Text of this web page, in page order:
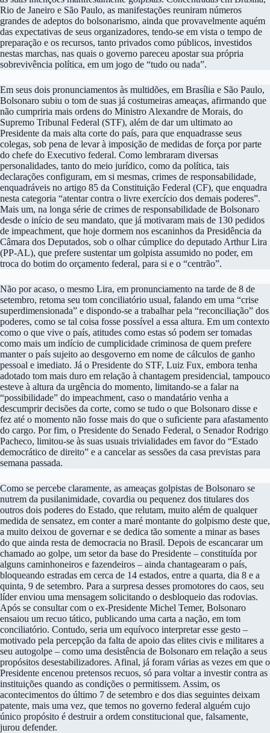
Rio de Janeiro e São Paulo, as manifestações reuniram números
grandes de adeptos do bolsonarismo, ainda que provavelmente aquém
das expectativas de seus organizadores, tendo-se em vista o tempo de
preparação e os recursos, tanto privados como públicos, investidos
nestas marchas, nas quais o governo pareceu apostar sua própria
sobrevivência política, em um jogo de “tudo ou nada”.
Em seus dois pronunciamentos às multidões, em Brasília e São Paulo,
Bolsonaro subiu o tom de suas já costumeiras ameaças, afirmando que
não cumpriria mais ordens do Ministro Alexandre de Morais, do
Supremo Tribunal Federal (STF), além de dar um ultimato ao
Presidente da mais alta corte do país, para que enquadrasse seus
colegas, sob pena de levar à imposição de medidas de força por parte
do chefe do Executivo federal. Como lembraram diversas
personalidades, tanto do meio jurídico, como da política, tais
declarações configuram, em si mesmas, crimes de responsabilidade,
enquadráveis no artigo 85 da Constituição Federal (CF), que enquadra
nesta categoria “atentar contra o livre exercício dos demais poderes”.
Mais um, na longa série de crimes de responsabilidade de Bolsonaro
desde o início de seu mandato, que já motivaram mais de 130 pedidos
de impeachment, que hoje dormem nos escaninhos da Presidência da
Câmara dos Deputados, sob o olhar cúmplice do deputado Arthur Lira
(PP-AL), que prefere sustentar um golpista assumido no poder, em
troca do botim do orçamento federal, para si e o “centrão”.
Não por acaso, o mesmo Lira, em pronunciamento na tarde de 8 de
setembro, retoma seu tom conciliatório usual, falando em uma “crise
superdimensionada” e dispondo-se a trabalhar pela “reconciliação” dos
poderes, como se tal coisa fosse possível a essa altura. Em um contexto
como o que vive o país, atitudes como estas só podem ser tomadas
como mais um indício de cumplicidade criminosa de quem prefere
manter o país sujeito ao desgoverno em nome de cálculos de ganho
pessoal e imediato. Já o Presidente do STF, Luiz Fux, embora tenha
adotado tom mais duro em relação à chantagem presidencial, tampouco
esteve à altura da urgência do momento, limitando-se a falar na
“possibilidade” do impeachment, caso o mandatário venha a
descumprir decisões da corte, como se tudo o que Bolsonaro disse e
fez até o momento não fosse mais do que o suficiente para afastamento
do cargo. Por fim, o Presidente do Senado Federal, o Senador Rodrigo
Pacheco, limitou-se às suas usuais trivialidades em favor do “Estado
democrático de direito” e a cancelar as sessões da casa previstas para
semana passada.
Como se percebe claramente, as ameaças golpistas de Bolsonaro se
nutrem da pusilanimidade, covardia ou pequenez dos titulares dos
outros dois poderes do Estado, que relutam, muito além de qualquer
medida de sensatez, em conter a maré montante do golpismo deste que,
a muito deixou de governar e se dedica tão somente a minar as bases
do que ainda resta de democracia no Brasil. Depois de escancarar um
chamado ao golpe, um setor da base do Presidente – constituída por
alguns caminhoneiros e fazendeiros – ainda chantagearam o país,
bloqueando estradas em cerca de 14 estados, entre a quarta, dia 8 e a
quinta, 9 de setembro. Para a surpresa desses promotores do caos, seu
líder enviou uma mensagem solicitando o desbloqueio das rodovias.
Após se consultar com o ex-Presidente Michel Temer, Bolsonaro
ensaiou um recuo tático, publicando uma carta a nação, em tom
conciliatório. Contudo, seria um equívoco interpretar esse gesto –
motivado pela percepção da falta de apoio das elites civis e militares a
seu autogolpe – como uma desistência de Bolsonaro em relação a seus
propósitos desestabilizadores. Afinal, já foram várias as vezes em que o
Presidente encenou pretensos recuos, só para voltar a investir contra as
instituições quando as condições o permitissem. Assim, os
acontecimentos do último 7 de setembro e dos dias seguintes deixam
patente, mais uma vez, que temos no governo federal alguém cujo
único propósito é destruir a ordem constitucional que, falsamente,
jurou defender.